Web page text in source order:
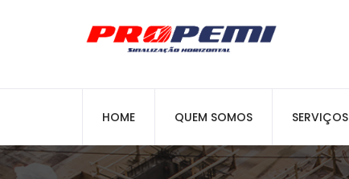
HOME QUEM SOMOS SERVIÇOS